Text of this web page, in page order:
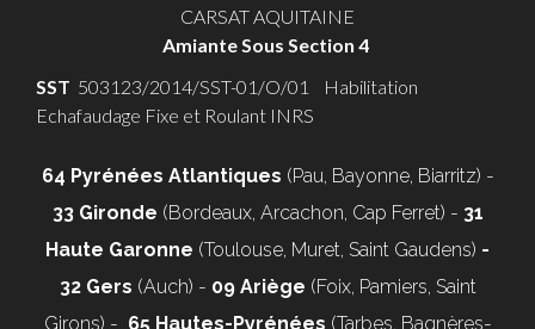
CARSAT AQUITAINE
Amiante Sous Section 4
SST 503123/2014/SST-01/O/01 Habilitation
Echafaudage Fixe et Roulant INRS
64 Pyrénées Atlantiques (Pau, Bayonne, Biarritz) -
33 Gironde (Bordeaux, Arcachon, Cap Ferret) - 31
Haute Garonne (Toulouse, Muret, Saint Gaudens) -
32 Gers (Auch) - 09 Ariège (Foix, Pamiers, Saint
Girons) - 65 Hautes-Pyrénées (Tarbes, Bagnères-